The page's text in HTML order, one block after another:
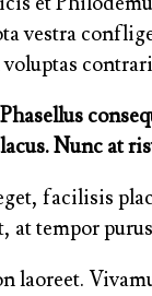
vestra
Nunc at
facilisis
at tempor
laoreet.